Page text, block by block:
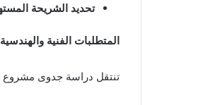
تحديد الشريحة
المتطلبات الفنية
تنتقل دراسة جدوى مشروع